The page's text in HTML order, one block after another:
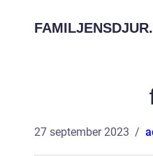
FAMILJENSDJUR.
27 september 2023